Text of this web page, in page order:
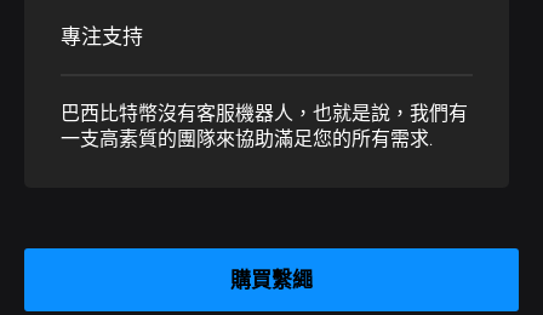
專注支持
巴西比特幣沒有客服機器人，也就是說，我們有
一支高素質的團隊來協助滿足您的所有需求.
購買繫繩